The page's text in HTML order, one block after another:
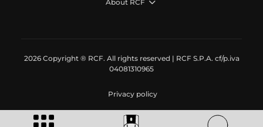
About RCF
2026 Copyright ® RCF. All rights reserved | RCF S.P.A. cf/p.iva
04081310965
Privacy policy